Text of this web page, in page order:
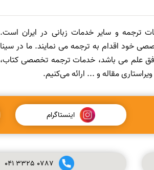
ترجمه و سایر خدمات زبانی در ایران است.
خود اقدام به ترجمه می نمایند. ما در سینا
علم می باشد، خدمات ترجمه تخصصی کتاب،
مقاله و ... ارائه می‌کنیم.
اینستاگرام
041 3325 0787